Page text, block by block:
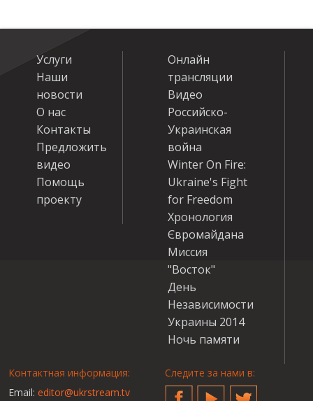
Услуги
Наши
новости
О нас
Контакты
Предложить
видео
Помощь
проекту
Онлайн
трансляции
Видео
Российско-
Украинская
война
Winter On Fire:
Ukraine's Fight
for Freedom
Хронология
Євромайдана
Миссия
"Восток"
День
Независимости
Украины 2014
Ночь памяти
Контактная информация:
Email: editor@ukrstream.tv
Следите за нами в:
FacebookYouTubeTwitter